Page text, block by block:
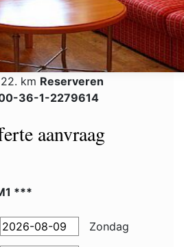
km Reserveren
36-1-2279614
aanvraag
***
Zondag